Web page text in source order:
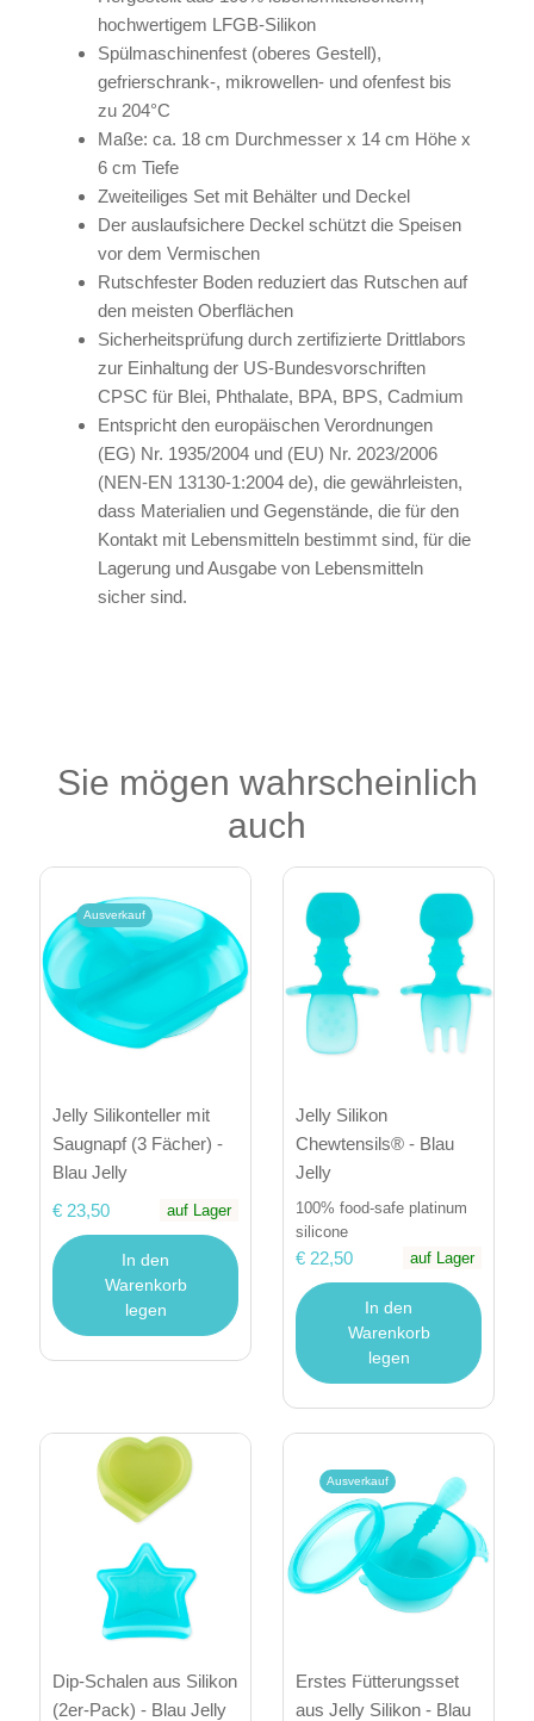
hochwertigem LFGB-Silikon
Spülmaschinenfest (oberes Gestell),
gefrierschrank-, mikrowellen- und ofenfest bis
zu 204°C
Maße: ca. 18 cm Durchmesser x 14 cm Höhe x
6 cm Tiefe
Zweiteiliges Set mit Behälter und Deckel
Der auslaufsichere Deckel schützt die Speisen
vor dem Vermischen
Rutschfester Boden reduziert das Rutschen auf
den meisten Oberflächen
Sicherheitsprüfung durch zertifizierte Drittlabors
zur Einhaltung der US-Bundesvorschriften
CPSC für Blei, Phthalate, BPA, BPS, Cadmium
Entspricht den europäischen Verordnungen
(EG) Nr. 1935/2004 und (EU) Nr. 2023/2006
(NEN-EN 13130-1:2004 de), die gewährleisten,
dass Materialien und Gegenstände, die für den
Kontakt mit Lebensmitteln bestimmt sind, für die
Lagerung und Ausgabe von Lebensmitteln
sicher sind.
Sie mögen wahrscheinlich
auch
Ausverkauf
Jelly Silikonteller mit
Saugnapf (3 Fächer) -
Blau Jelly
€ 23,50
auf Lager
In den
Warenkorb
legen
Jelly Silikon
Chewtensils® - Blau
Jelly
100% food-safe platinum
silicone
€ 22,50 auf Lager
In den
Warenkorb
legen
Dip-Schalen aus Silikon
(2er-Pack) - Blau Jelly
Ausverkauf
Erstes Fütterungsset
aus Jelly Silikon - Blau